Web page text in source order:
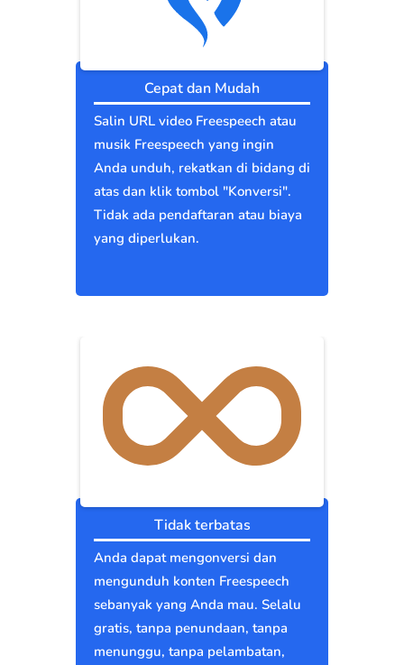
Cepat dan Mudah
Salin URL video Freespeech atau
musik Freespeech yang ingin
Anda unduh, rekatkan di bidang di
atas dan klik tombol "Konversi".
Tidak ada pendaftaran atau biaya
yang diperlukan.
Tidak terbatas
Anda dapat mengonversi dan
mengunduh konten Freespeech
sebanyak yang Anda mau. Selalu
gratis, tanpa penundaan, tanpa
menunggu, tanpa pelambatan,